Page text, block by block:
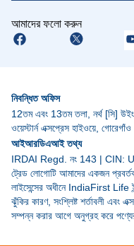
আমাদের ফলো করুন
নিবন্ধিত অফিস
12তম এবং 13তম তলা, নর্থ [সি]
ওয়েস্টার্ন এক্সপ্রেস হাইওয়ে,
আইআরডিএআই তথ্য
IRDAI Regd. নং 143 | CIN:
ট্রেড লোগোটি আমাদের একজন
লাইসেন্সের অধীনে IndiaFirst Life
ঝুঁকির কারণ, সংশ্লিষ্ট শর্তাবলী এবং
সম্পন্ন করার আগে অনুগ্রহ করে